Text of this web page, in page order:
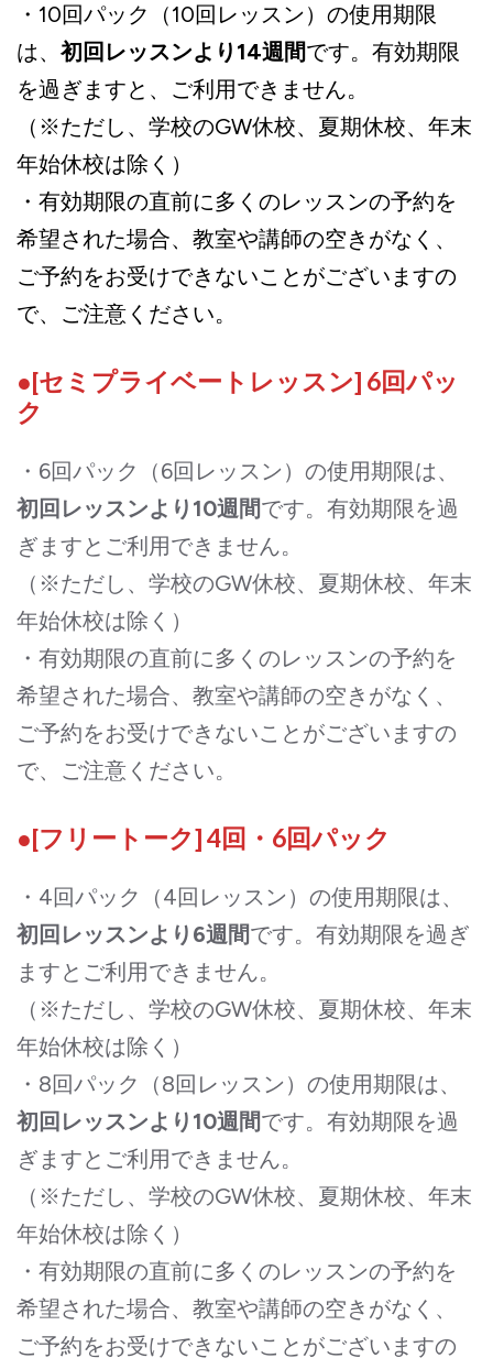
・10回パック（10回レッスン）の使用期限
は、 初回レッスンより14週間です。有効期限
を過ぎますと、ご利用できません。
（※ただし、学校のGW休校、夏期休校、年末
年始休校は除く）
・有効期限の直前に多くのレッスンの予約を
希望された場合、教室や講師の空きがなく、
ご予約をお受けできないことがございますの
で、ご注意ください。
●[セミプライベートレッスン] 6回パッ
ク
・6回パック（6回レッスン）の使用期限は、
初回レッスンより10週間です。有効期限を過
ぎますとご利用できません。
（※ただし、学校のGW休校、夏期休校、年末
年始休校は除く）
・有効期限の直前に多くのレッスンの予約を
希望された場合、教室や講師の空きがなく、
ご予約をお受けできないことがございますの
で、ご注意ください。
●[フリートーク] 4回・6回パック
・4回パック（4回レッスン）の使用期限は、
初回レッスンより6週間です。有効期限を過ぎ
ますとご利用できません。
（※ただし、学校のGW休校、夏期休校、年末
年始休校は除く）
・8回パック（8回レッスン）の使用期限は、
初回レッスンより10週間です。有効期限を過
ぎますとご利用できません。
（※ただし、学校のGW休校、夏期休校、年末
年始休校は除く）
・有効期限の直前に多くのレッスンの予約を
希望された場合、教室や講師の空きがなく、
ご予約をお受けできないことがございますの